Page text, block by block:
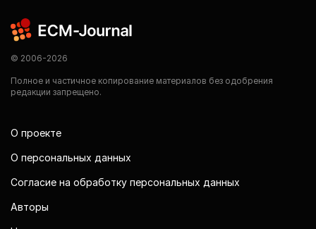
© 2006-2026
Полное и частичное копирование материалов без одобрения
редакции запрещено.
О проекте
О персональных данных
Согласие на обработку персональных данных
Авторы